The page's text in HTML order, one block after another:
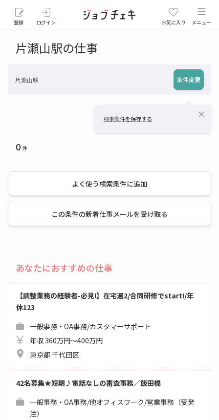
登録 ログイン お気に入り メニュー
片瀬山駅の仕事
片瀬山駅 条件変更
検索条件を保存する close
0件
よく使う検索条件に追加
この条件の新着仕事メールを受け取る
あなたにおすすめの仕事
【調整業務の経験者-必見!】在宅週2/合同研修でstart!/年
休123
一般事務・OA事務/カスタマーサポート
年収 360万円～400万円
東京都 千代田区
42名募集★短期♪電話なしの審査事務／飯田橋
一般事務・OA事務/他オフィスワーク/営業事務（受発
注）